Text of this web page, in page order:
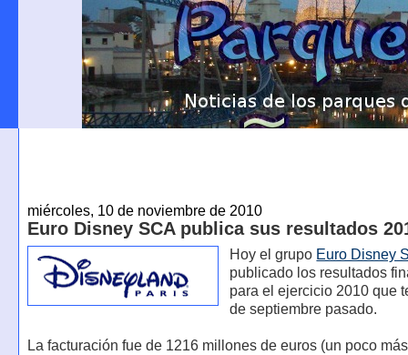
miércoles, 10 de noviembre de 2010
Euro Disney SCA publica sus resultados
Hoy el grupo Euro Disney
publicado los resultados
para el ejercicio 2010 que
de septiembre pasado.
La facturación fue de 1216 millones de euros (un poco